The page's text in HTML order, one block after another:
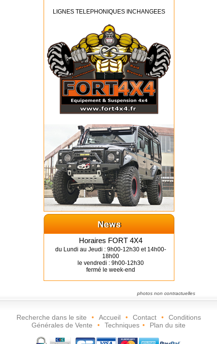
LIGNES TELEPHONIQUES INCHANGEES
Horaires FORT 4X4
du Lundi au Jeudi : 9h00-12h30 et 14h00-
18h00
le vendredi : 9h00-12h30
fermé le week-end
photos non contractuelles
Recherche dans le site • Accueil • Contact •
Conditions
Générales de Vente
• Techniques • Plan du site